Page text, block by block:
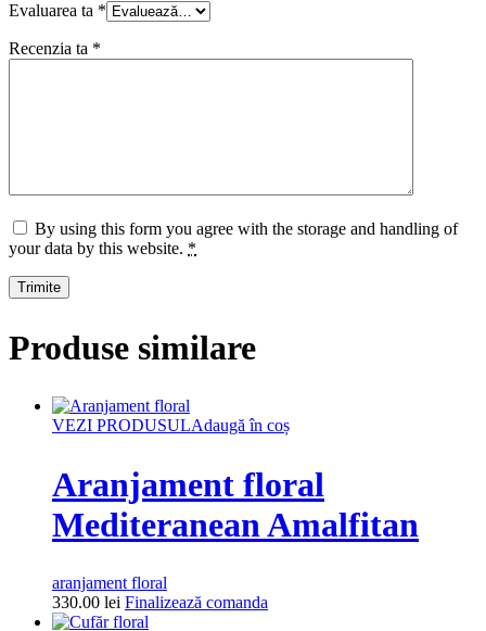
Evaluarea ta *
Recenzia ta *
By using this form you agree with the storage and handling of
your data by this website. *
Produse similare
VEZI PRODUSULAdaugă în coș
Aranjament floral
Mediteranean Amalfitan
aranjament floral
330.00 lei Finalizează comanda